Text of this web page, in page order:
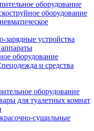
оборудование
оборудование
зарядные устройства
оборудование
и средства
оборудование
для туалетных комнат
сушильные